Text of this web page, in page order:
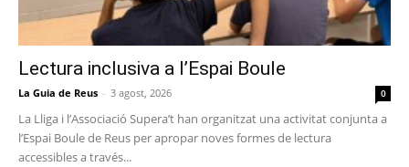
Lectura inclusiva a l’Espai Boule
La Guia de Reus - 3 agost, 2026 0
La Lliga i l’Associació Supera’t han organitzat una activitat conjunta a
l’Espai Boule de Reus per apropar noves formes de lectura
accessibles a través...